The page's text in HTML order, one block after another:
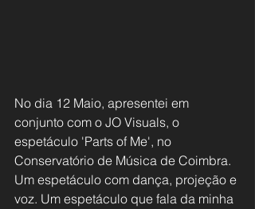
No dia 12 Maio, apresentei em
conjunto com o JO Visuals, o
espetáculo 'Parts of Me', no
Conservatório de Música de Coimbra.
Um espetáculo com dança, projeção e
voz. Um espetáculo que fala da minha